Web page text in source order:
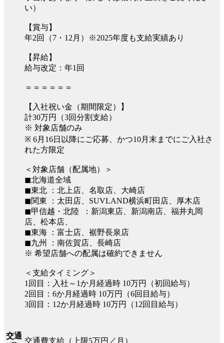
い）
【賞与】
年2回（7・12月）※2025年度も支給実績あり
【昇給】
給与改定：年1回
＝＝＝＝＝＝
【入社祝い金（期間限定）】
計30万円（3回分割支給）
※ 対象店舗のみ
※ 6月16日以降にご応募、かつ10月末までにご入社さ
れた方限定
＜対象店舗（配属地）＞
◼︎北海道全域
◼︎東北 ：北上店、名取店、大崎店
◼︎関東 ：太田店、SUVLAND横浜町田店、厚木店
◼︎甲信越・北陸 ：新潟東店、新潟南店、福井丸岡
店、松本店、
◼︎東海 ：富士店、裾野長泉店
◼︎九州 ：南佐賀店、長崎店
※ 希望店舗への配属は確約できません
＜支給タイミング＞
1回目：入社～1か月経過時 10万円（初回給与）
2回目：6か月経過時 10万円（6回目給与）
3回目：12か月経過時 10万円（12回目給与）
交通
交通費支給（上限5万円／月）